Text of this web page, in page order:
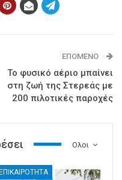
ΕΠΌΜΕΝΟ
Το φυσικό αέριο μπαίνει
στη ζωή της Στερεάς με
200 πιλοτικές παροχές
Ολοι
ΕΠΙΚΑΙΡΟΤΗΤΑ